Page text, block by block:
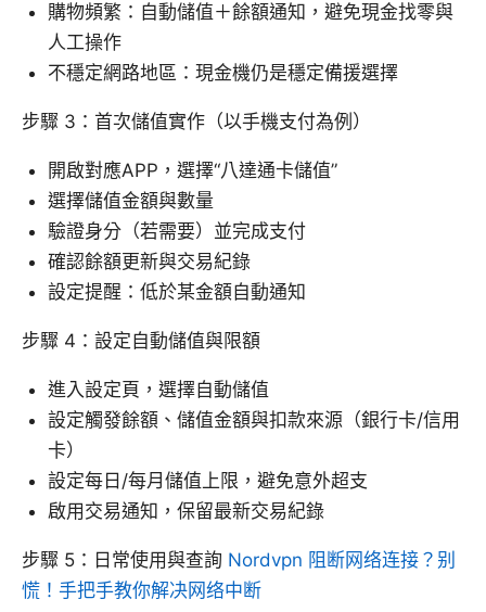
購物頻繁：自動儲值＋餘額通知，避免現金找零與
人工操作
不穩定網路地區：現金機仍是穩定備援選擇
步驟 3：首次儲值實作（以手機支付為例）
開啟對應APP，選擇“八達通卡儲值”
選擇儲值金額與數量
驗證身分（若需要）並完成支付
確認餘額更新與交易紀錄
設定提醒：低於某金額自動通知
步驟 4：設定自動儲值與限額
進入設定頁，選擇自動儲值
設定觸發餘額、儲值金額與扣款來源（銀行卡/信用
卡）
設定每日/每月儲值上限，避免意外超支
啟用交易通知，保留最新交易紀錄
步驟 5：日常使用與查詢 Nordvpn 阻断网络连接？别
慌！手把手教你解决网络中断